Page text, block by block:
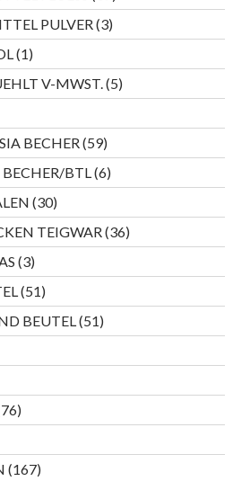
Produkte
PULVER 33
Produkte
11
Produkt
V-MWST. 55
Produkte
BECHER 5959
Produkte
BECHER/BTL 66
Produkte
3030
Produkte
TEIGWAR 3636
Produkte
33
Produkte
5151
Produkte
BEUTEL 5151
Produkte
7676
Produkte
167167